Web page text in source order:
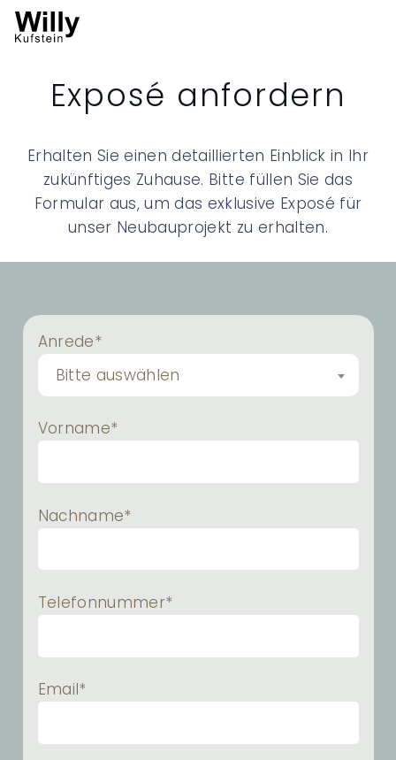
Exposé anfordern
Erhalten Sie einen detaillierten Einblick in Ihr
zukünftiges Zuhause. Bitte füllen Sie das
Formular aus, um das exklusive Exposé für
unser Neubauprojekt zu erhalten.
Anrede*
Bitte auswählen
Vorname*
Nachname*
Telefonnummer*
Email*